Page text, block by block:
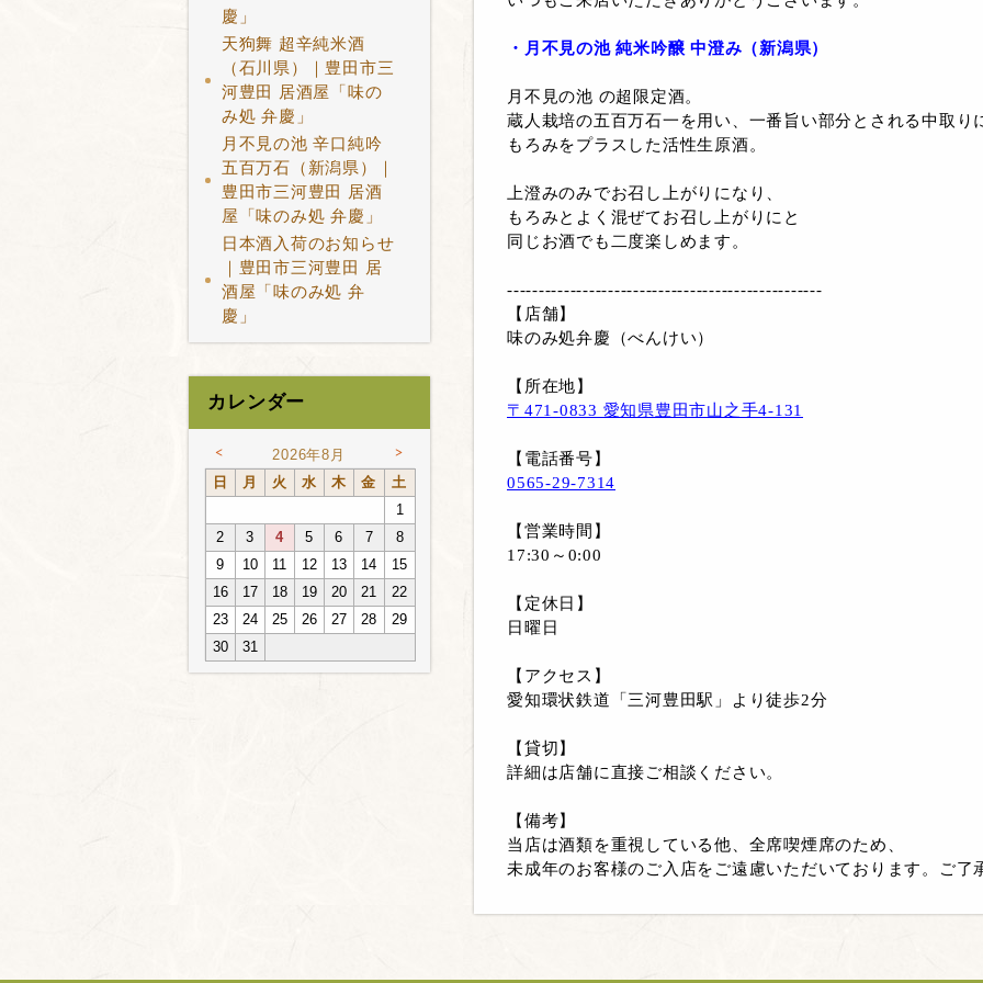
慶」
天狗舞 超辛純米酒
（石川県）｜豊田市三
河豊田 居酒屋「味の
み処 弁慶」
月不見の池 辛口純吟
五百万石（新潟県）｜
豊田市三河豊田 居酒
屋「味のみ処 弁慶」
日本酒入荷のお知らせ
｜豊田市三河豊田 居
酒屋「味のみ処 弁
慶」
カレンダー
< 2026年8月 >
日 月 火 水 木 金
土
1
2
3 4 5 6 7
8
9
10 11 12 13 14
15
16
17 18 19 20 21
22
23
24 25 26 27 28
29
30
31
・ 月不見の池 純米吟醸 中澄み（新潟県）
月不見の池 の超限定酒。
蔵人栽培の五百万石一を用い、一番旨い部分とされる中取り
もろみをプラスした活性生原酒。
上澄みのみでお召し上がりになり、
もろみとよく混ぜてお召し上がりにと
同じお酒でも二度楽しめます。
--------------------------------------------------
【店舗】
味のみ処弁慶（べんけい）
【所在地】
〒471-0833 愛知県豊田市山之手4-131
【電話番号】
0565-29-7314
【営業時間】
17:30～0:00
【定休日】
日曜日
【アクセス】
愛知環状鉄道「三河豊田駅」より徒歩2分
【貸切】
詳細は店舗に直接ご相談ください。
【備考】
当店は酒類を重視している他、全席喫煙席のため、
未成年のお客様のご入店をご遠慮いただいております。ご了